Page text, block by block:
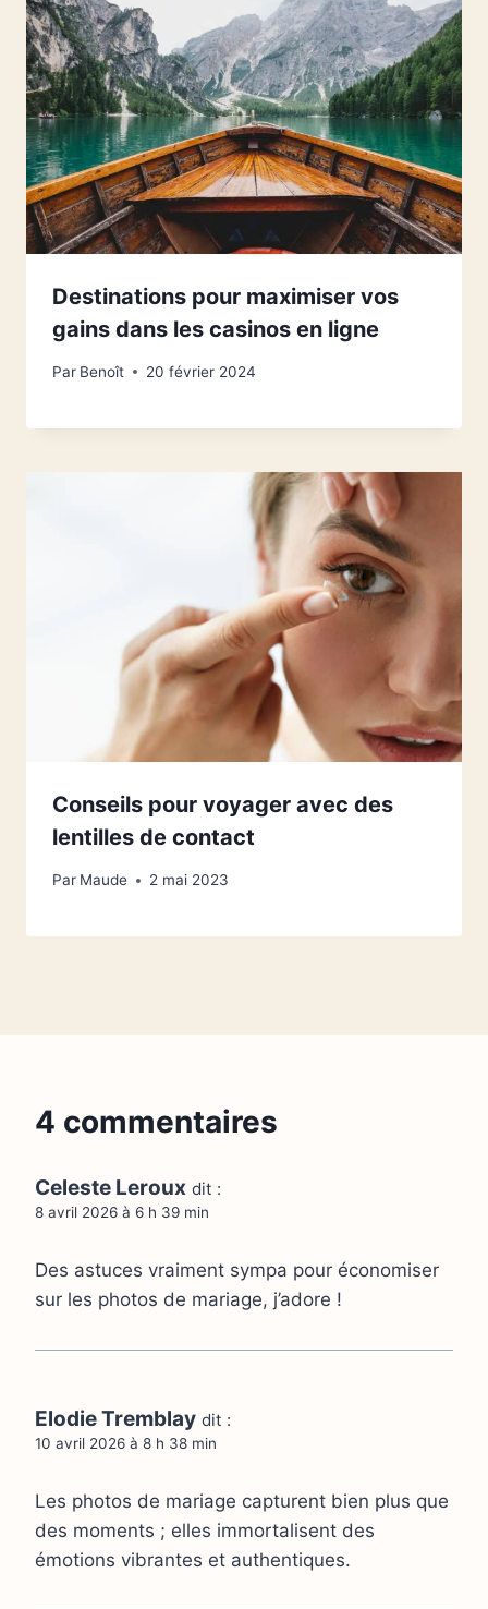
Destinations pour maximiser vos
gains dans les casinos en ligne
Par Benoît 20 février 2024
Conseils pour voyager avec des
lentilles de contact
Par Maude 2 mai 2023
4 commentaires
Celeste Leroux dit :
8 avril 2026 à 6 h 39 min
Des astuces vraiment sympa pour économiser
sur les photos de mariage, j’adore !
Elodie Tremblay dit :
10 avril 2026 à 8 h 38 min
Les photos de mariage capturent bien plus que
des moments ; elles immortalisent des
émotions vibrantes et authentiques.